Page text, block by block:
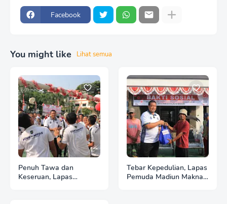
Facebook
You might like Lihat semua
Penuh Tawa dan
Keseruan, Lapas
Tebar Kepedulian, Lapas
Pemuda Madiun Maknai